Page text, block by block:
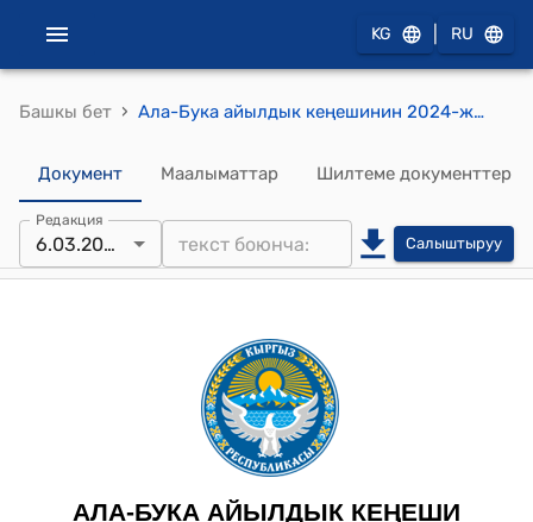
KG RU
Башкы бет › Ала-Бука айылдык кеңешинин 2024-жылынын 6-мартындагы №2/4 “Ала-Бука айыл аймагынын айылдык кеңешинин иш-чарасын бекитүү жөнүндө” токтому
Документ Маалыматтар Шилтеме документтер
Редакция
6.03.2024 Салыштыруу